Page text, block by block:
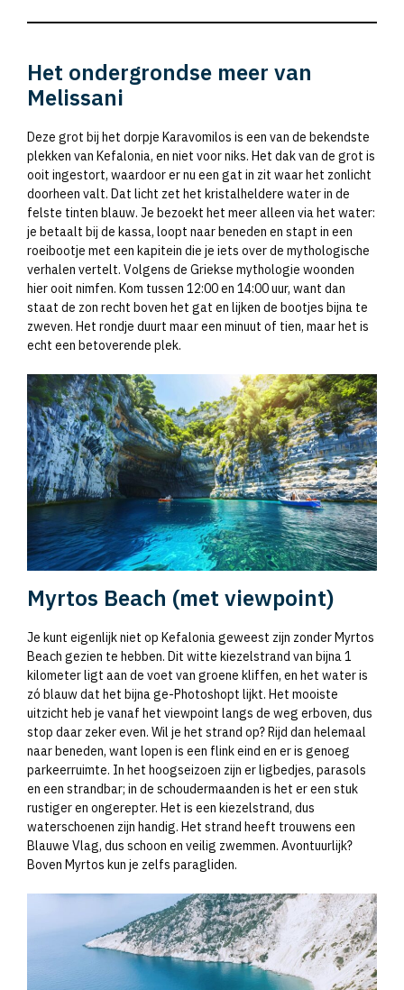
Het ondergrondse meer van
Melissani
Deze grot bij het dorpje Karavomilos is een van de bekendste
plekken van Kefalonia, en niet voor niks. Het dak van de grot is
ooit ingestort, waardoor er nu een gat in zit waar het zonlicht
doorheen valt. Dat licht zet het kristalheldere water in de
felste tinten blauw. Je bezoekt het meer alleen via het water:
je betaalt bij de kassa, loopt naar beneden en stapt in een
roeibootje met een kapitein die je iets over de mythologische
verhalen vertelt. Volgens de Griekse mythologie woonden
hier ooit nimfen. Kom tussen 12:00 en 14:00 uur, want dan
staat de zon recht boven het gat en lijken de bootjes bijna te
zweven. Het rondje duurt maar een minuut of tien, maar het is
echt een betoverende plek.
Myrtos Beach (met viewpoint)
Je kunt eigenlijk niet op Kefalonia geweest zijn zonder Myrtos
Beach gezien te hebben. Dit witte kiezelstrand van bijna 1
kilometer ligt aan de voet van groene kliffen, en het water is
zó blauw dat het bijna ge-Photoshopt lijkt. Het mooiste
uitzicht heb je vanaf het viewpoint langs de weg erboven, dus
stop daar zeker even. Wil je het strand op? Rijd dan helemaal
naar beneden, want lopen is een flink eind en er is genoeg
parkeerruimte. In het hoogseizoen zijn er ligbedjes, parasols
en een strandbar; in de schoudermaanden is het er een stuk
rustiger en ongerepter. Het is een kiezelstrand, dus
waterschoenen zijn handig. Het strand heeft trouwens een
Blauwe Vlag, dus schoon en veilig zwemmen. Avontuurlijk?
Boven Myrtos kun je zelfs paragliden.